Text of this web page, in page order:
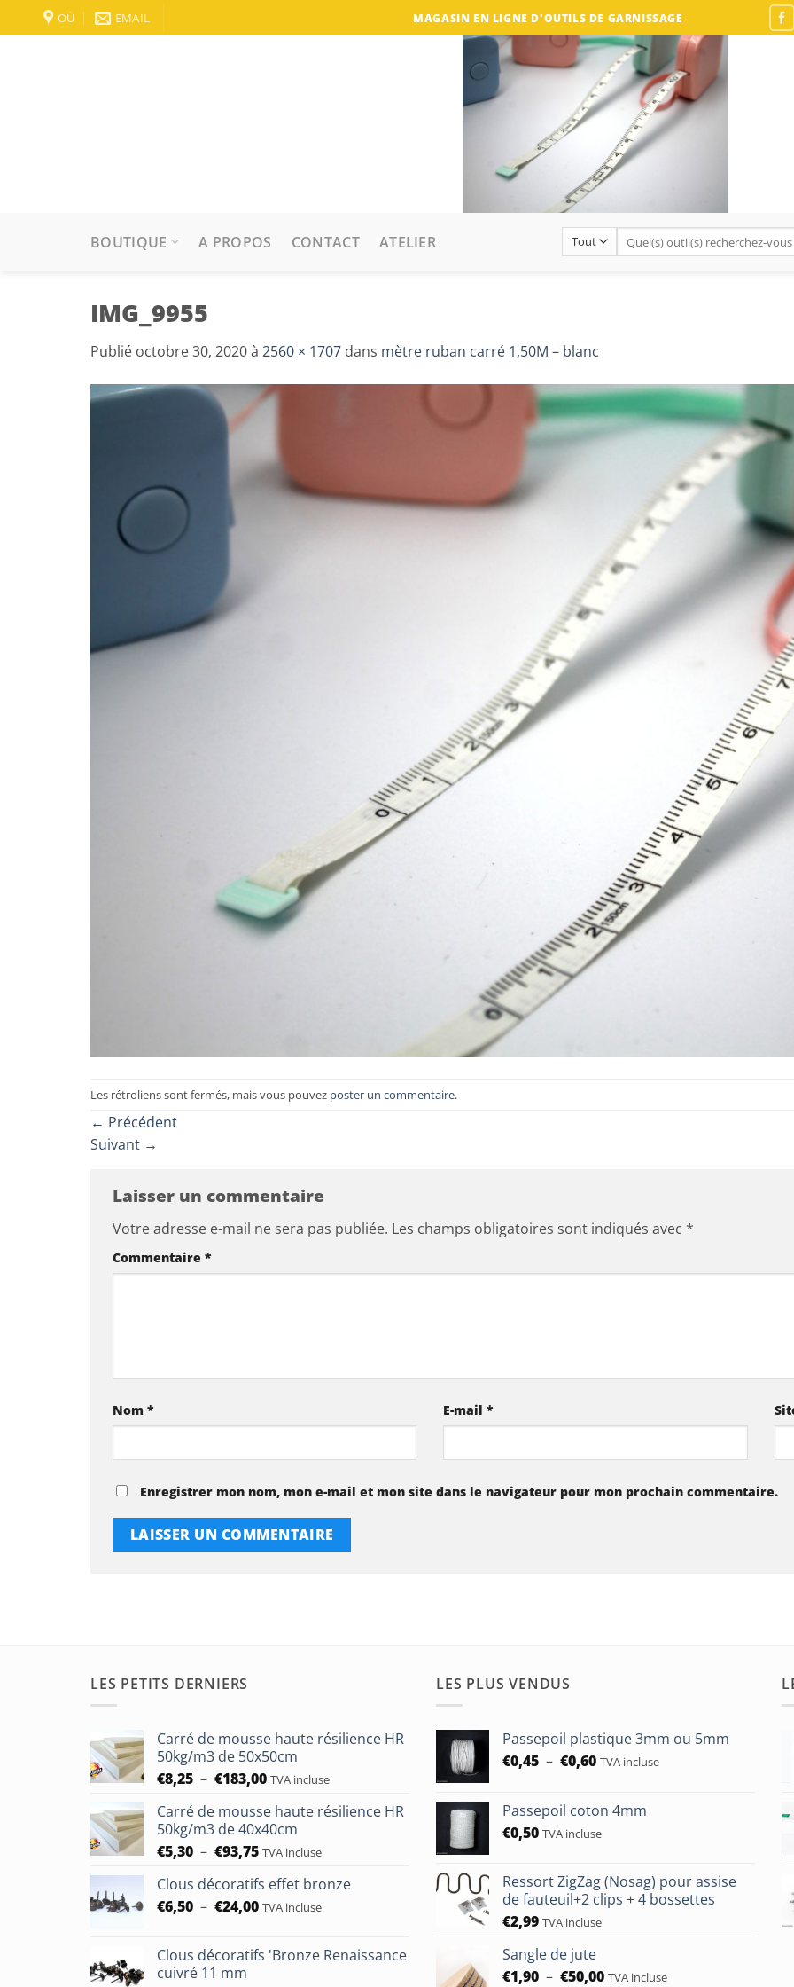
Passer
au
OÙ EMAIL MAGASIN EN LIGNE D'OUTILS DE GARNISSAGE
BOUTIQUE A PROPOS CONTACT ATELIER
Recherche
pour :
IMG_9955
Publié octobre 30, 2020à 2560 × 1707 dans mètre ruban carré 1,50M – blanc
Les rétroliens sont fermés, mais vous pouvez poster un commentaire.
← Précédent
Suivant →
Laisser un commentaire
Votre adresse e-mail ne sera pas publiée. Les champs obligatoires sont indiqués avec *
Commentaire *
Nom * E-mail*
Enregistrer mon nom, mon e-mail et mon site dans le navigateur pour mon prochain commentaire.
LES PETITS DERNIERS
Carré de mousse haute résilience HR
50kg/m3 de 50x50cm
€8,25 – €183,00Plage
prix :
€8,25
à
TVA incluse
Carré de mousse haute résilience HR
50kg/m3 de 40x40cm
€5,30 – €93,75Plage
prix :
€5,30
TVA incluse
Clous décoratifs effet bronze
€6,50 – €24,00Plage
€6,50
TVA incluse
Clous décoratifs 'Bronze Renaissance
cuivré 11 mm
LES PLUS VENDUS
Passepoil plastique 3mm ou 5mm
€0,45 – €0,60Plage
€0,45
à
TVA incluse
Passepoil coton 4mm
€0,50 TVA incluse
Ressort ZigZag (Nosag) pour assise
de fauteuil+2 clips + 4 bossettes
€2,99 TVA incluse
Sangle de jute
€1,90 – €50,00Plage
TVA incluse